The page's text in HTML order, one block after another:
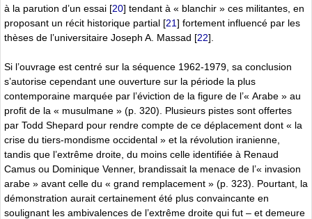
à la parution d’un essai [20] tendant à « blanchir » ces militantes, en
proposant un récit historique partial [21] fortement influencé par les
thèses de l’universitaire Joseph A. Massad [22]
Si l’ouvrage est centré sur la séquence 1962-1979, sa conclusion
s’autorise cependant une ouverture sur la période la plus
contemporaine marquée par l’éviction de la figure de l’« Arabe » au
profit de la « musulmane » (p. 320). Plusieurs pistes sont offertes
par Todd Shepard pour rendre compte de ce déplacement dont « la
crise du tiers-mondisme occidental » et la révolution iranienne,
tandis que l’extrême droite, du moins celle identifiée à Renaud
Camus ou Dominique Venner, brandissait la menace de l’« invasion
arabe » avant celle du « grand remplacement » (p. 323). Pourtant, la
démonstration aurait certainement été plus convaincante en
soulignant les ambivalences de l’extrême droite qui fut – et demeure